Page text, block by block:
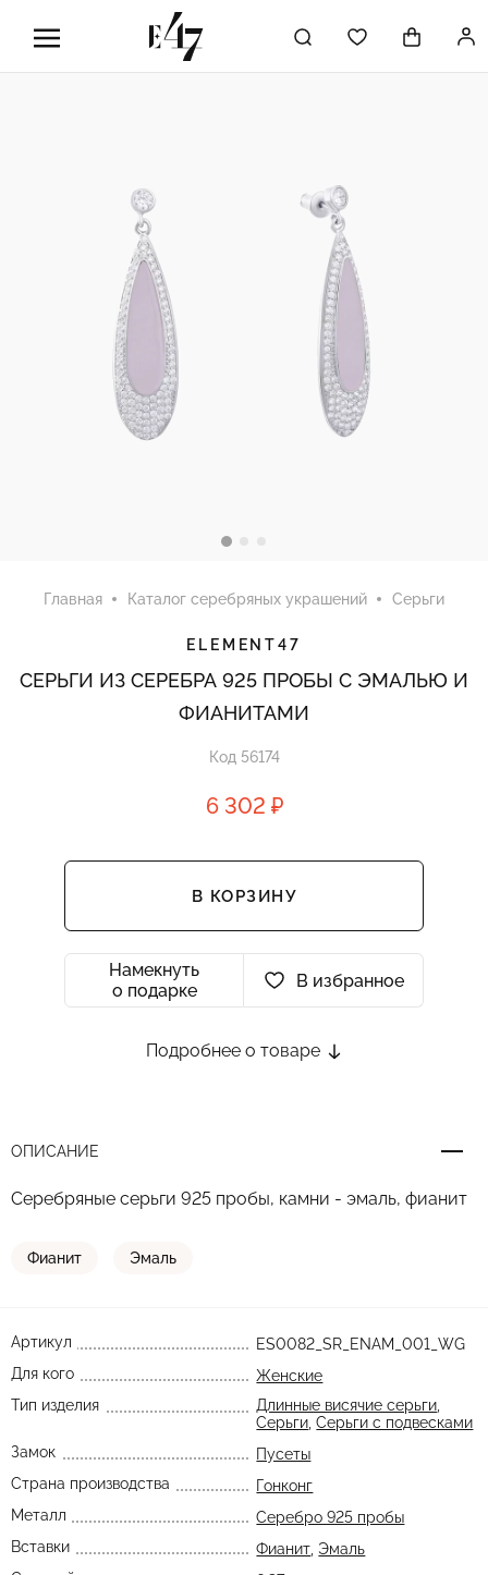
Главная Каталог серебряных украшений Серьги
ELEMENT47
СЕРЬГИ ИЗ СЕРЕБРА 925 ПРОБЫ С ЭМАЛЬЮ И
ФИАНИТАМИ
Код 56174
6 302 ₽
В КОРЗИНУ
Намекнуть
о подарке
В избранное
Подробнее о товаре
ОПИСАНИЕ
Серебряные серьги 925 пробы, камни - эмаль, фианит
Фианит Эмаль
Артикул
ES0082_SR_ENAM_001_WG
Для кого
Женские
Тип изделия
Длинные висячие серьги
Серьги ,Серьги с подвесками
Замок
Пусеты
Страна производства
Гонконг
Металл
Серебро 925 пробы
Вставки
Фианит Эмаль